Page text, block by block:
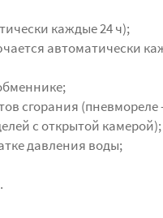
каждые 24 ч);
автоматически
сгорания
с открытой камерой);
давления воды;